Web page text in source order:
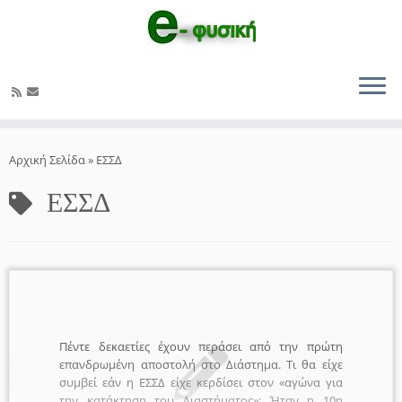
στο
Αρχική Σελίδα» ΕΣΣΔ
ΕΣΣΔ
Πέντε δεκαετίες έχουν περάσει από την πρώτη
επανδρωμένη αποστολή στο Διάστημα. Τι θα είχε
συμβεί εάν η ΕΣΣΔ είχε κερδίσει στον «αγώνα για